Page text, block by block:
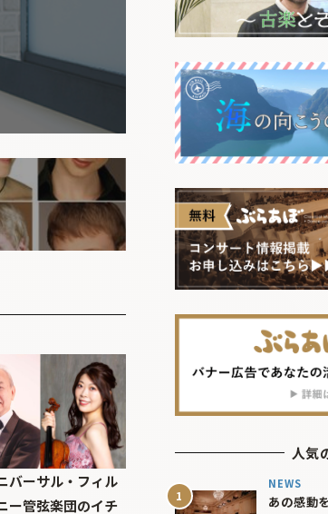
バーサル・フィル
ー管弦楽団のイチ
人気
NEWS
あの感動